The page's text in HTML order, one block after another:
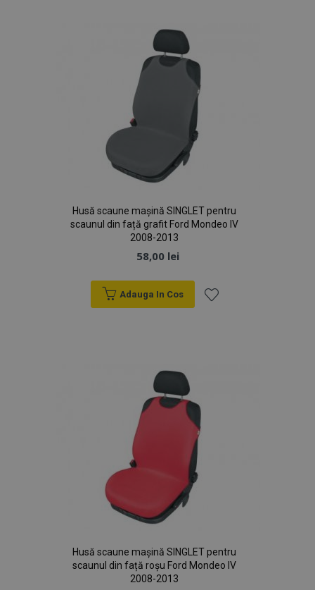
Husă scaune mașină SINGLET pentru
scaunul din față grafit Ford Mondeo IV
2008-2013
58,00 lei
Adauga In Cos
Husă scaune mașină SINGLET pentru
scaunul din față roșu Ford Mondeo IV
2008-2013